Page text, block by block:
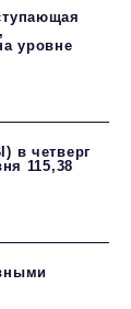
уровне
в четверг
115,38